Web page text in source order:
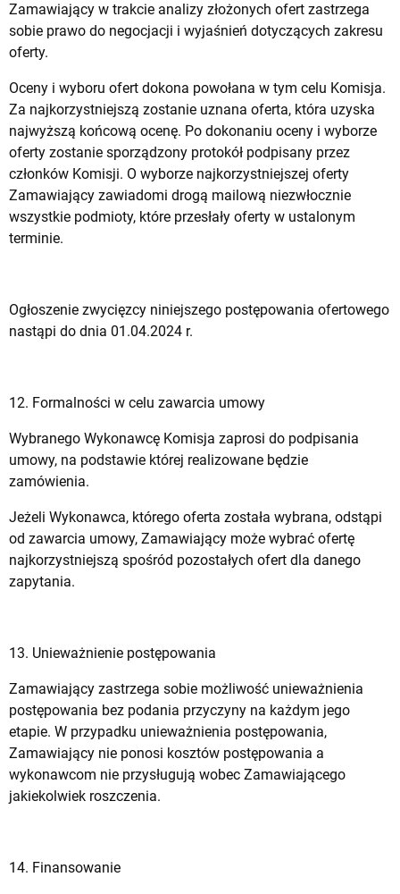
Zamawiający w trakcie analizy złożonych ofert zastrzega
sobie prawo do negocjacji i wyjaśnień dotyczących zakresu
oferty.
Oceny i wyboru ofert dokona powołana w tym celu Komisja.
Za najkorzystniejszą zostanie uznana oferta, która uzyska
najwyższą końcową ocenę. Po dokonaniu oceny i wyborze
oferty zostanie sporządzony protokół podpisany przez
członków Komisji. O wyborze najkorzystniejszej oferty
Zamawiający zawiadomi drogą mailową niezwłocznie
wszystkie podmioty, które przesłały oferty w ustalonym
terminie.
Ogłoszenie zwycięzcy niniejszego postępowania ofertowego
nastąpi do dnia 01.04.2024 r.
12. Formalności w celu zawarcia umowy
Wybranego Wykonawcę Komisja zaprosi do podpisania
umowy, na podstawie której realizowane będzie
zamówienia.
Jeżeli Wykonawca, którego oferta została wybrana, odstąpi
od zawarcia umowy, Zamawiający może wybrać ofertę
najkorzystniejszą spośród pozostałych ofert dla danego
zapytania.
13. Unieważnienie postępowania
Zamawiający zastrzega sobie możliwość unieważnienia
postępowania bez podania przyczyny na każdym jego
etapie. W przypadku unieważnienia postępowania,
Zamawiający nie ponosi kosztów postępowania a
wykonawcom nie przysługują wobec Zamawiającego
jakiekolwiek roszczenia.
14. Finansowanie